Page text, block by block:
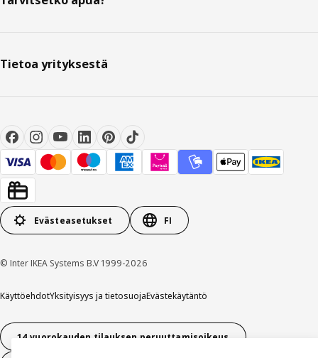
Tietoa yrityksestä
Evästeasetukset FI
© Inter IKEA Systems B.V 1999-2026
KäyttöehdotYksityisyys ja tietosuojaEvästekäytäntö
14 vuorokauden tilauksen peruuttamisoikeus